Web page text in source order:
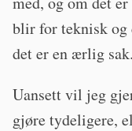
blir for teknisk og
det er en ærlig sak.
Uansett vil jeg
gjøre tydeligere,